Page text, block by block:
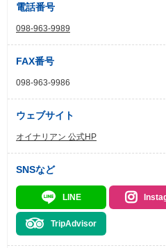
電話番号
098-963-9989
FAX番号
098-963-9986
ウェブサイト
オイナリアン 公式HP
SNSなど
LINE
TripAdvisor